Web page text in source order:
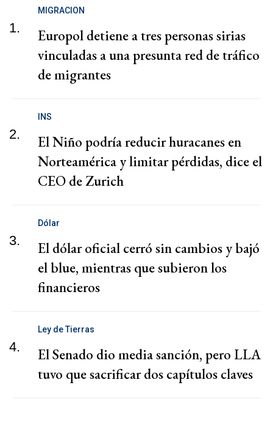
1.
MIGRACION
Europol detiene a tres personas sirias
vinculadas a una presunta red de tráfico
de migrantes
2.
INS
El Niño podría reducir huracanes en
Norteamérica y limitar pérdidas, dice el
CEO de Zurich
3.
Dólar
El dólar oficial cerró sin cambios y bajó
el blue, mientras que subieron los
financieros
4.
Ley de Tierras
El Senado dio media sanción, pero LLA
tuvo que sacrificar dos capítulos claves